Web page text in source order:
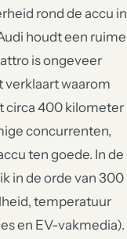
rond de accu in
houdt een ruime
is ongeveer
verklaart waarom
circa 400 kilometer
concurrenten,
ten goede. In de
in de orde van 300
temperatuur
en EV-vakmedia).